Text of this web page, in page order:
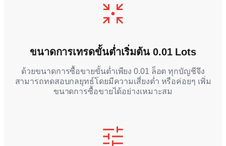
ขนาดการเทรดขั้นต่ำเริ่มต้น 0.01 Lots
ด้วยขนาดการซื้อขายขั้นต่ำเพียง 0.01 ล็อต ทุกบัญชีจึง
สามารถทดสอบกลยุทธ์โดยมีความเสี่ยงต่ำ หรือค่อยๆ เพิ่ม
ขนาดการซื้อขายได้อย่างเหมาะสม